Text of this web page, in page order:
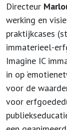
Directeur
werking en
praktijkcases
immaterieel-
Imagine IC
in op
voor de
voor